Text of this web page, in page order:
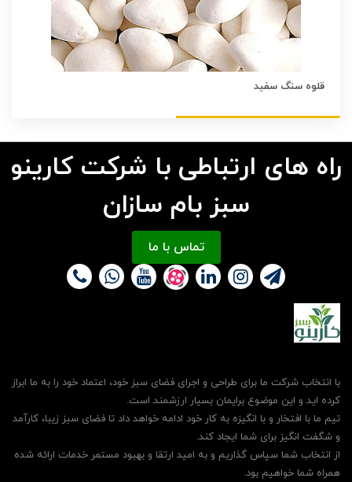
قلوه سنگ سفید
راه های ارتباطی با شرکت کارینو
سبز بام سازان
تماس با ما
با انتخاب شرکت ما برای طراحی و اجرای فضای سبز خود، اعتماد خود را به ما ابراز
کرده اید و این موضوع برایمان بسیار ارزشمند است.
تیم ما با افتخار و با انگیزه به کار خود ادامه خواهد داد تا فضای سبز زیبا، کارآمد
و شگفت انگیز برای شما ایجاد کند.
از انتخاب شما سپاس گذاریم و به امید ارتقا و بهبود مستمر خدمات ارائه شده
همراه شما خواهیم بود.